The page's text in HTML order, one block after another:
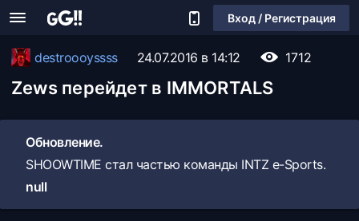
Вход / Регистрация
destroooyssss 24.07.2016 в 14:12 1712
Zews перейдет в IMMORTALS
Обновление.
SHOOWTIME стал частью команды INTZ e-Sports.
null